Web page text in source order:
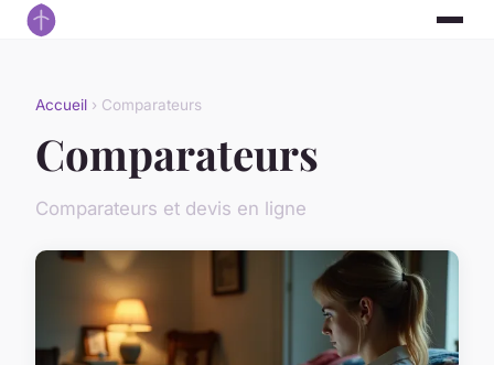
Accueil › Comparateurs
Comparateurs
Comparateurs et devis en ligne